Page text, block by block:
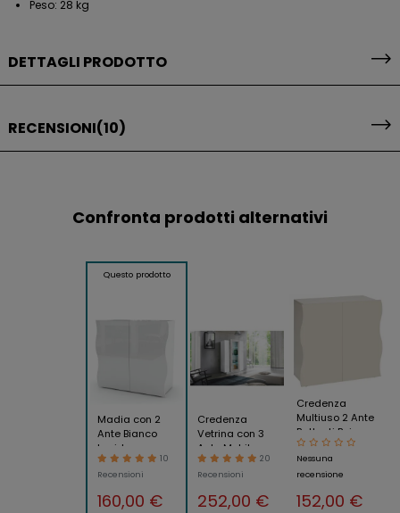
Peso: 28 kg
DETTAGLI PRODOTTO
RECENSIONI(10)
Confronta prodotti alternativi
Questo prodotto
Madia con 2
Ante Bianco
Lucido
Credenza per
Soggiorno
Multifunzione
10
Recensioni
160,00 €
Credenza
Vetrina con 3
Ante Mobile
Moderno da
Ingresso
Cemento
20
Recensioni
252,00 €
Credenza
Multiuso 2 Ante
Battenti Beige
Cachemire
Madia in Legno
Nessuna
recensione
152,00 €